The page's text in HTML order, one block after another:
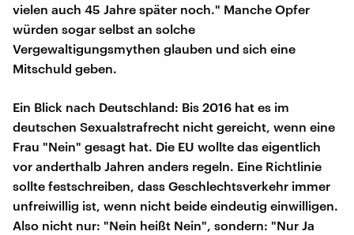
vielen auch 45 Jahre später noch." Manche Opfer
würden sogar selbst an solche
Vergewaltigungsmythen glauben und sich eine
Mitschuld geben.
Ein Blick nach Deutschland: Bis 2016 hat es im
deutschen Sexualstrafrecht nicht gereicht, wenn eine
Frau "Nein" gesagt hat. Die EU wollte das eigentlich
vor anderthalb Jahren anders regeln. Eine Richtlinie
sollte festschreiben, dass Geschlechtsverkehr immer
unfreiwillig ist, wenn nicht beide eindeutig einwilligen.
Also nicht nur: "Nein heißt Nein", sondern: "Nur Ja